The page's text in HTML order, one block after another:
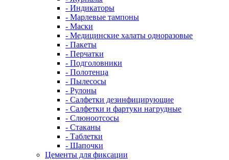
- Индикаторы
- Марлевые тампоны
- Маски
- Медицинские халаты одноразовые
- Пакеты
- Перчатки
- Подголовники
- Полотенца
- Пылесосы
- Рулоны
- Салфетки дезинфицирующие
- Салфетки и фартуки нагрудные
- Слюноотсосы
- Стаканы
- Таблетки
- Шапочки
Цементы для фиксации